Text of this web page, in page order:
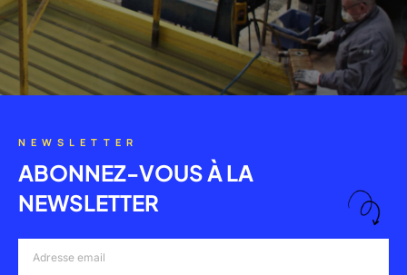
NEWSLETTER
ABONNEZ-VOUS À LA
NEWSLETTER
email